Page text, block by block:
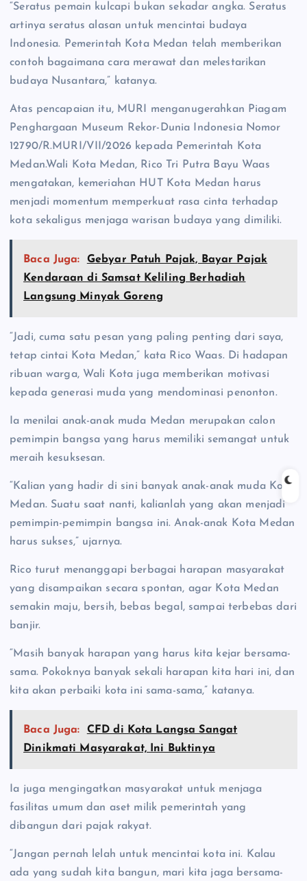
“Seratus pemain kulcapi bukan sekadar angka. Seratus
artinya seratus alasan untuk mencintai budaya
Indonesia. Pemerintah Kota Medan telah memberikan
contoh bagaimana cara merawat dan melestarikan
budaya Nusantara,” katanya.
Atas pencapaian itu, MURI menganugerahkan Piagam
Penghargaan Museum Rekor-Dunia Indonesia Nomor
12790/R.MURI/VII/2026 kepada Pemerintah Kota
Medan.Wali Kota Medan, Rico Tri Putra Bayu Waas
mengatakan, kemeriahan HUT Kota Medan harus
menjadi momentum memperkuat rasa cinta terhadap
kota sekaligus menjaga warisan budaya yang dimiliki.
Baca Juga:
Gebyar Patuh Pajak, Bayar Pajak
Kendaraan di Samsat Keliling Berhadiah
Langsung Minyak Goreng
“Jadi, cuma satu pesan yang paling penting dari saya,
tetap cintai Kota Medan,” kata Rico Waas. Di hadapan
ribuan warga, Wali Kota juga memberikan motivasi
kepada generasi muda yang mendominasi penonton.
Ia menilai anak-anak muda Medan merupakan calon
pemimpin bangsa yang harus memiliki semangat untuk
meraih kesuksesan.
“Kalian yang hadir di sini banyak anak-anak muda Kota
Medan. Suatu saat nanti, kalianlah yang akan menjadi
pemimpin-pemimpin bangsa ini. Anak-anak Kota Medan
harus sukses,” ujarnya.
Rico turut menanggapi berbagai harapan masyarakat
yang disampaikan secara spontan, agar Kota Medan
semakin maju, bersih, bebas begal, sampai terbebas dari
banjir.
“Masih banyak harapan yang harus kita kejar bersama-
sama. Pokoknya banyak sekali harapan kita hari ini, dan
kita akan perbaiki kota ini sama-sama,” katanya.
Baca Juga:
CFD di Kota Langsa Sangat
Dinikmati Masyarakat, Ini Buktinya
Ia juga mengingatkan masyarakat untuk menjaga
fasilitas umum dan aset milik pemerintah yang
dibangun dari pajak rakyat.
“Jangan pernah lelah untuk mencintai kota ini. Kalau
ada yang sudah kita bangun, mari kita jaga bersama-